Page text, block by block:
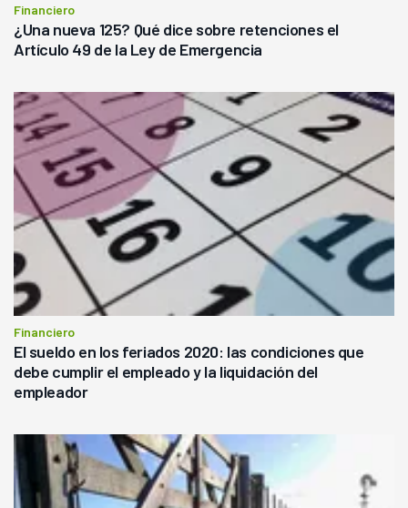
Financiero
¿Una nueva 125? Qué dice sobre retenciones el
Artículo 49 de la Ley de Emergencia
Financiero
El sueldo en los feriados 2020: las condiciones que
debe cumplir el empleado y la liquidación del
empleador